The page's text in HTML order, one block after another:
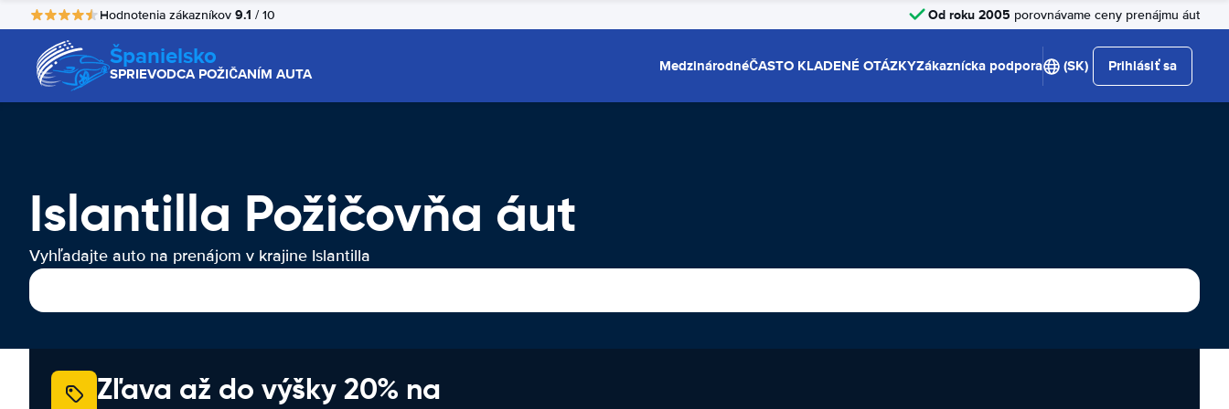
Hodnotenia zákazníkov 9.1 / 10 Od roku 2005 porovnávame ceny prenájmu áut
Španielsko
SPRIEVODCA POŽIČANÍM AUTA MedzinárodnéČASTO KLADENÉ OTÁZKYZákaznícka podpora (SK) Prihlásiť sa
Islantilla Požičovňa áut
Vyhľadajte auto na prenájom v krajine Islantilla
Zľava až do výšky 20% na